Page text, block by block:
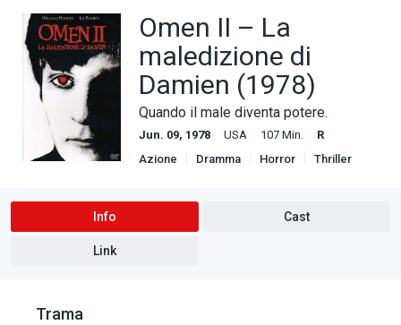
Omen II – La
maledizione di
Damien (1978)
Quando il male diventa potere.
Jun. 09, 1978 USA 107 Min.
R
Azione
Dramma Horror Thriller
Info Cast
Link
Trama